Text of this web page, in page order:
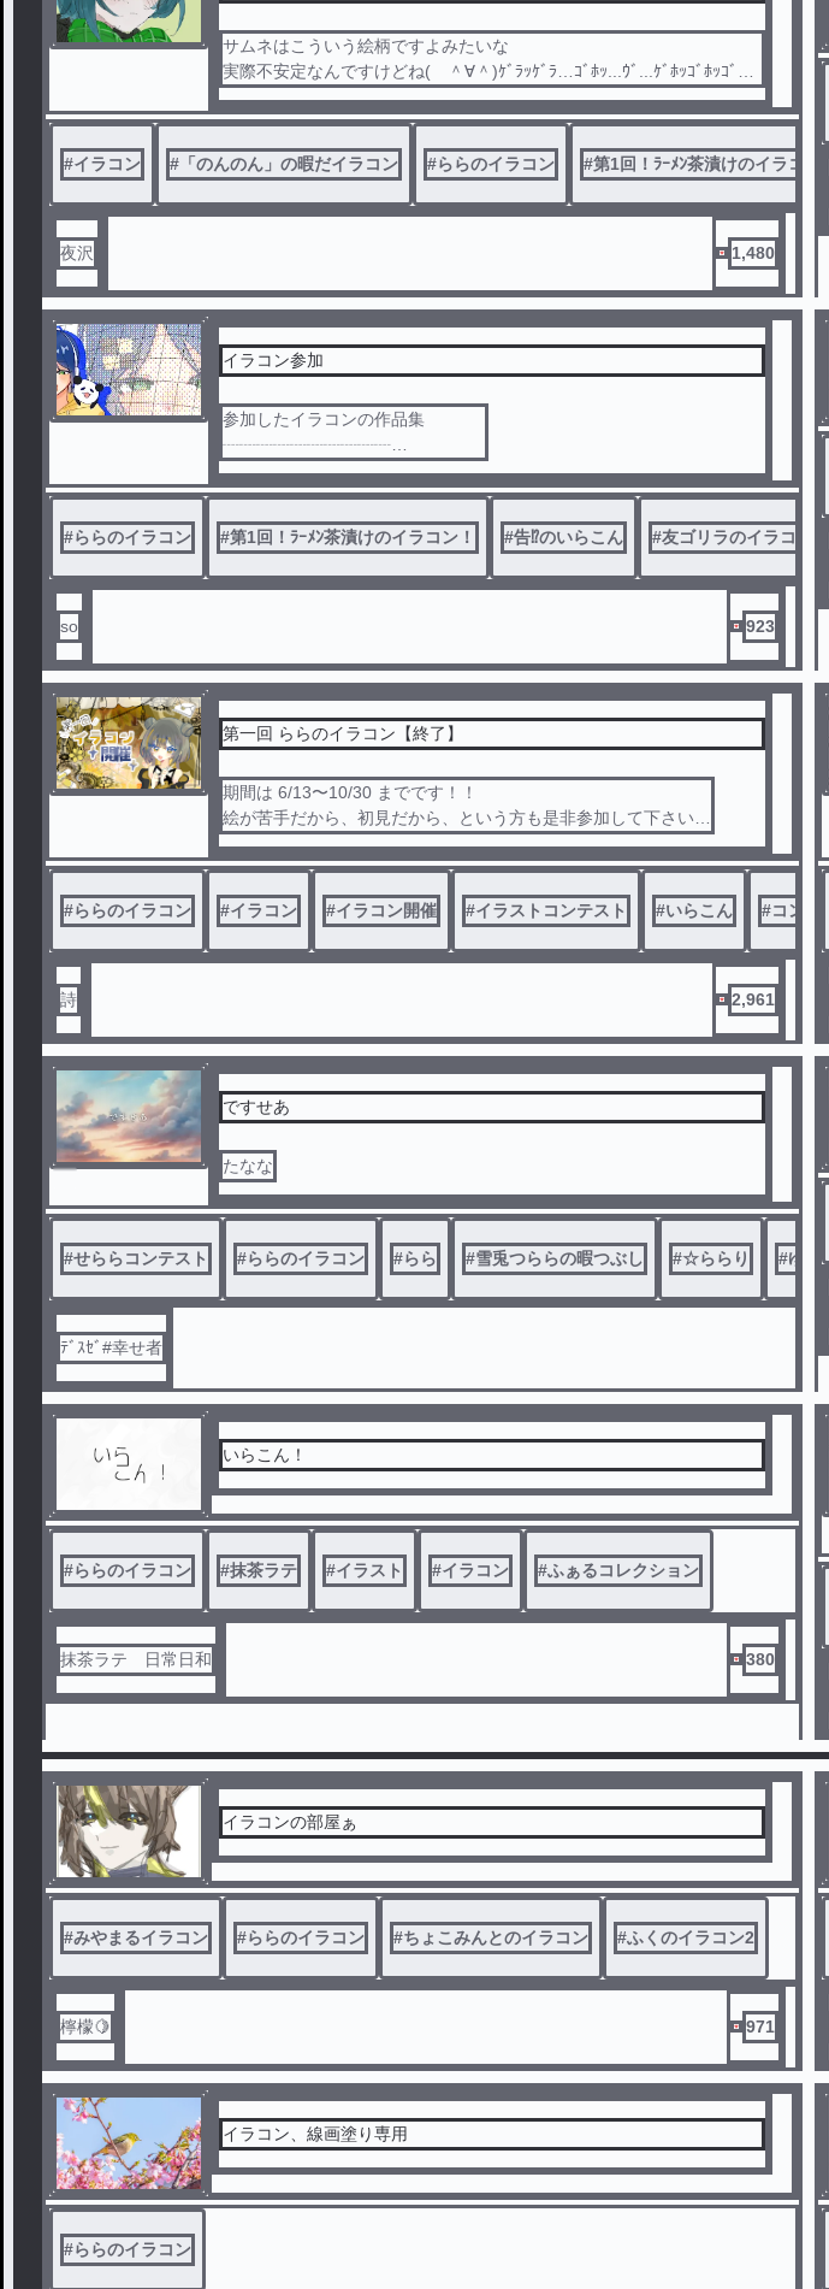
7
サムネはこういう絵柄ですよみたいな
実際不安定なんですけどね( ＾∀＾)ｹﾞﾗｯｹﾞﾗ…ｺﾞﾎｯ...ｳﾞ...ｹﾞﾎｯｺﾞﾎｯｺﾞﾎｯ.
..
#イラコン # 「のんのん」の暇だイラコン #ららのイラコン #第1回！ﾗｰﾒﾝ茶漬けのイラコン
夜沢 1,480
イラコン参加
参加したイラコンの作品集
┈┈┈┈┈┈┈┈┈┈
〇参加させていただいイラコン
・ららのイラコン
・第1回！ﾗｰﾒﾝ茶漬けのイラコン！
・告⁉️のいらこん
・第2回ららのイラコン
#ららのイラコン #第1回！ﾗｰﾒﾝ茶漬けのイラコン！ #告⁉️のいらこん #友ゴリラのイラコン
so 923
第一回 ららのイラコン【終了】
期間は 6/13〜10/30 までです！！
絵が苦手だから、初見だから、という方も是非参加して下さい！
＃ららのイラコン で参加お願いします…！
#ららのイラコン #イラコン #イラコン開催 #イラストコンテスト #いらこん #コンテ
詩 2,961
ですせあ
たなな
#せららコンテスト #ららのイラコン #らら #雪兎つららの暇つぶし #☆ららり #ゆら
ﾃﾞｽｾﾞ#幸せ者
いらこん！
#ららのイラコン #抹茶ラテ #イラスト #イラコン #ふぁるコレクション
抹茶ラテ 日常日和 380
イラコンの部屋ぁ
#みやまるイラコン #ららのイラコン #ちょこみんとのイラコン #ふくのイラコン2
檸檬🍋 971
イラコン、線画塗り専用
#ららのイラコン